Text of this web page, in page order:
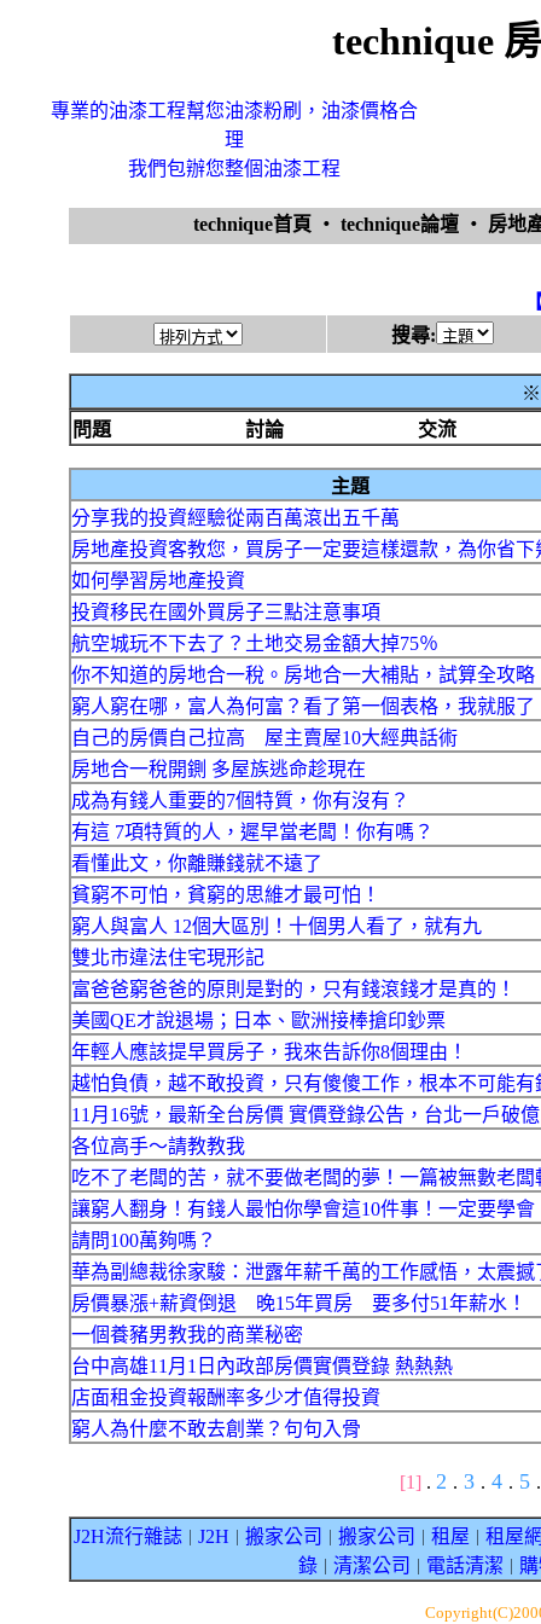
technique
專業的油漆工程幫您油漆粉刷，油漆價格合
理
我們包辦您整個油漆工程
technique首頁 ‧ technique論壇 ‧ 房地
搜尋:
※
問題
討論 交流
主題
分享我的投資經驗從兩百萬滾出五千萬
房地產投資客教您，買房子一定要這樣還款，為你省下
如何學習房地產投資
投資移民在國外買房子三點注意事項
航空城玩不下去了？土地交易金額大掉75％
你不知道的房地合一稅。房地合一大補貼，試算全攻略
窮人窮在哪，富人為何富？看了第一個表格，我就服了
自己的房價自己拉高 屋主賣屋10大經典話術
房地合一稅開鍘 多屋族逃命趁現在
成為有錢人重要的7個特質，你有沒有？
有這 7項特質的人，遲早當老闆！你有嗎？
看懂此文，你離賺錢就不遠了
貧窮不可怕，貧窮的思維才最可怕！
窮人與富人 12個大區別​！十個男人看了，就有九
雙北市違法住宅現形記
富爸爸窮爸爸的原則是對的，只有錢滾錢才是真的！
美國QE才說退場；日本、歐洲接棒搶印鈔票
年輕人應該提早買房子，我來告訴你8個理由！
越怕負債，越不敢投資，只有傻傻工作，根本不可能有
11月16號，最新全台房價 實價登錄公告，台北一戶破
各位高手～請教教我
吃不了老闆的苦，就不要做老闆的夢！一篇被無數老闆
讓窮人翻身！有錢人最怕你學會這10件事！一定要學會
請問100萬夠嗎？
華為副總裁徐家駿：泄露年薪千萬的工作感悟，太震撼
房價暴漲+薪資倒退 晚15年買房 要多付51年薪水！
一個養豬男教我的商業秘密
台中高雄11月1日內政部房價實價登錄 熱熱熱
店面租金投資報酬率多少才值得投資
窮人為什麼不敢去創業？句句入骨
[1] . 2 . 3 . 4 . 5 .
J2H流行雜誌 J2H 搬家公司 搬家公司 租屋
租屋
錄｜ 清潔公司 電話清潔